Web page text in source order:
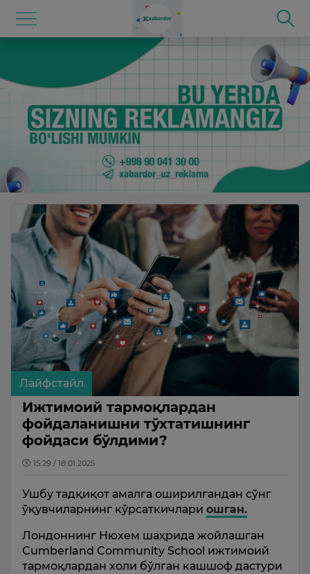
Лайфстайл
Ижтимоий тармоқлардан
фойдаланишни тўхтатишнинг
фойдаси бўлдими?
15:29 / 18.01.2025
Ушбу тадқиқот амалга оширилгандан сўнг
ўқувчиларнинг кўрсаткичлари ошган.
Лондоннинг Нюхем шаҳрида жойлашган
Cumberland Community School ижтимоий
тармоқлардан холи бўлган кашшоф дастури